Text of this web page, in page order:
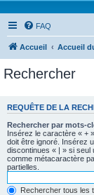
FAQ
Accueil Accueil
Rechercher
REQUÊTE DE LA
Rechercher par mots-
Insérez le caractère « +
doit être ignoré. Insérez
discontinues « | » si seul
comme métacaractère
partielles.
Rechercher tous les